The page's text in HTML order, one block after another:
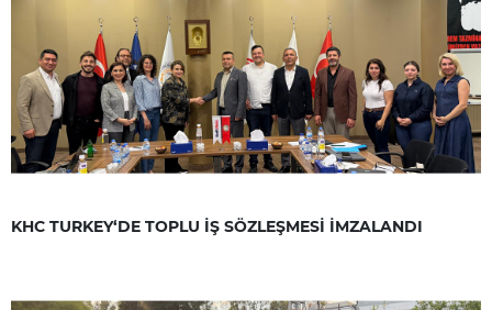
KHC TURKEY‘DE TOPLU İŞ SÖZLEŞMESİ İMZALANDI